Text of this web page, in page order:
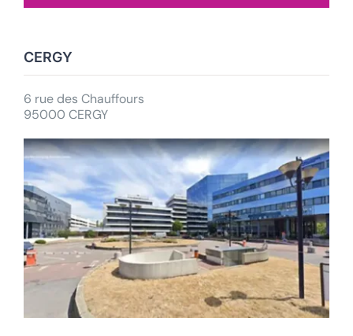
CERGY
6 rue des Chauffours
95000 CERGY